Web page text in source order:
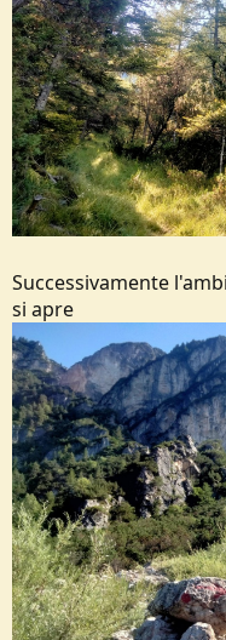
Successivamente
si apre